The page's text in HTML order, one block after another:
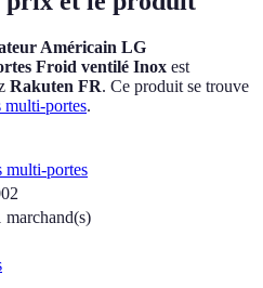
Américain LG
Froid ventilé Inox est
Rakuten FR. Ce produit se trouve
multi-portes.
multi-portes
marchand(s)